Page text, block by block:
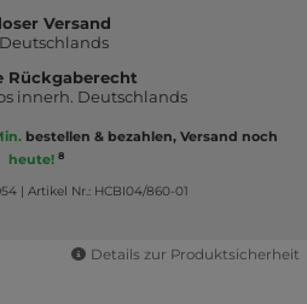
Versand
Rückgaberecht
innerh. Deutschlands
bestellen & bezahlen, Versand noch
heute! 8
| Artikel Nr.: HCBI04/860-01
Details zur Produktsicherheit